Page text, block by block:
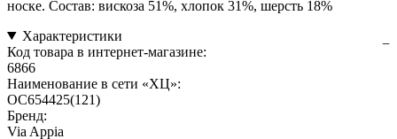
носке. Состав: вискоза 51%, хлопок 31%, шерсть 18%
Характеристики
Код товара в интернет-магазине:
6866
Наименование в сети «ХЦ»:
OC654425(121)
Бренд:
Via Appia